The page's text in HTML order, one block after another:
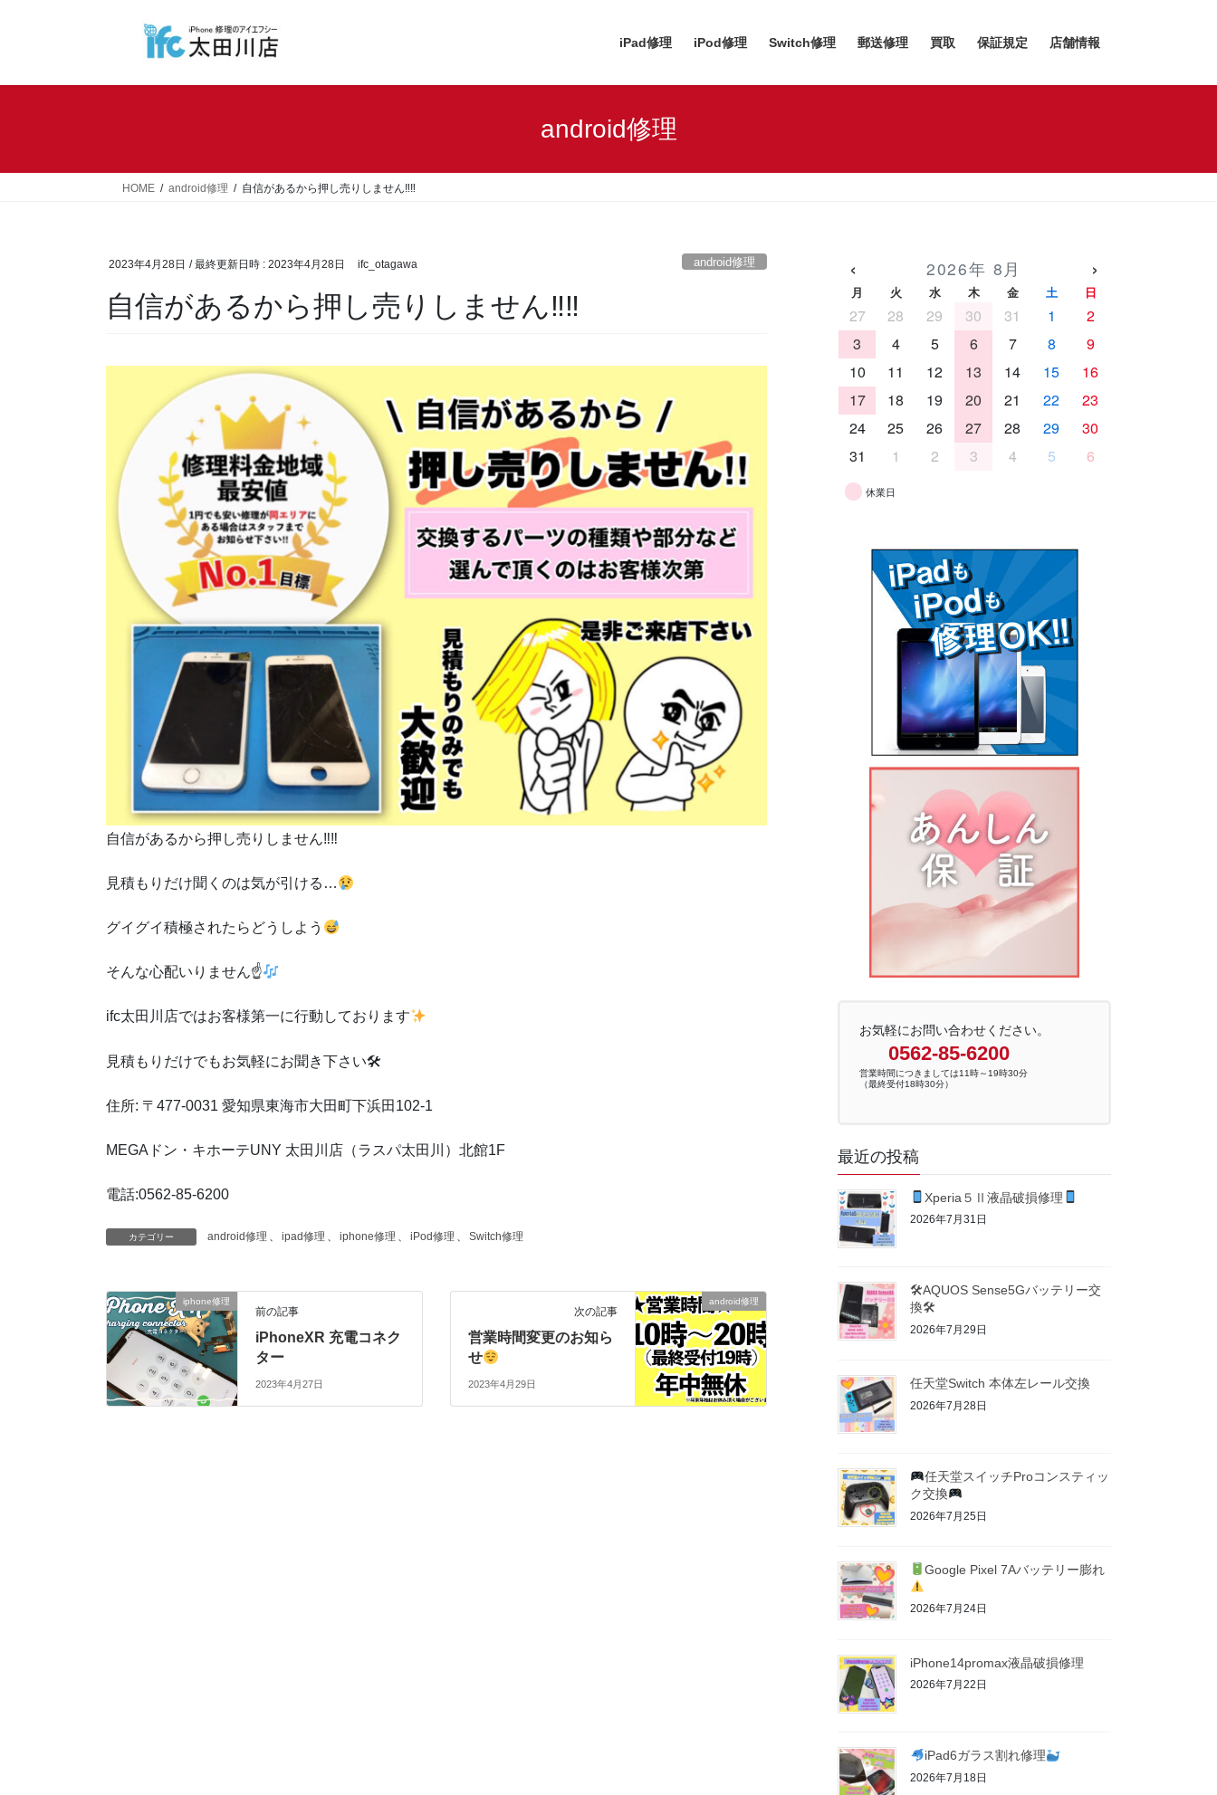
iPad修理 iPod修理 Switch修理 郵送修理 買取 保証規定 店舗情報
android修理
HOME android修理 自信があるから押し売りしません‼︎‼︎
2023年4月28日 / 最終更新日時 : 2023年4月28日 ifc_otagawa android修理
自信があるから押し売りしません‼︎‼︎
自信があるから押し売りしません‼︎‼︎
見積もりだけ聞くのは気が引ける …
グイグイ積極されたらどうしよう
そんな心配いりません☝
ifc太田川店ではお客様第一に行動しております
見積もりだけでもお気軽にお聞き下さい🛠
住所: 〒 477-0031 愛知県東海市大田町下浜田 102-1
MEGA ドン・キホーテUNY 太田川店（ラスパ太田川）北館1F
電話:0562-85-6200
カテゴリー android修理 、 ipad修理 、 iphone修理 、 iPod修理 、 Switch修理
iphone修理
前の記事
iPhoneXR 充電コネク
ター
2023年4月27日
android修理
次の記事
営業時間変更のお知ら
せ
2023年4月29日
‹ 2026年 8月 ›
月 火 水 木 金 土 日
27 28 29 30 31 1
2
3
4 5 6 7 8
9
10
11 12 13 14 15
16
17
18 19 20 21 22
23
24
25 26 27 28 29
30
31
1 2 3 4 5 6
休業日
お気軽にお問い合わせください。
0562-85-6200
営業時間につきましては11時～19時30分
（最終受付18時30分）
最近の投稿
Xperia５Ⅱ液晶破損修理
2026年7月31日
🛠AQUOS Sense5Gバッテリー交
換🛠
2026年7月29日
任天堂Switch 本体左レール交換
2026年7月28日
任天堂スイッチProコンスティッ
ク交換
2026年7月25日
Google Pixel 7Aバッテリー膨れ
2026年7月24日
iPhone14promax液晶破損修理
2026年7月22日
iPad6ガラス割れ修理
2026年7月18日